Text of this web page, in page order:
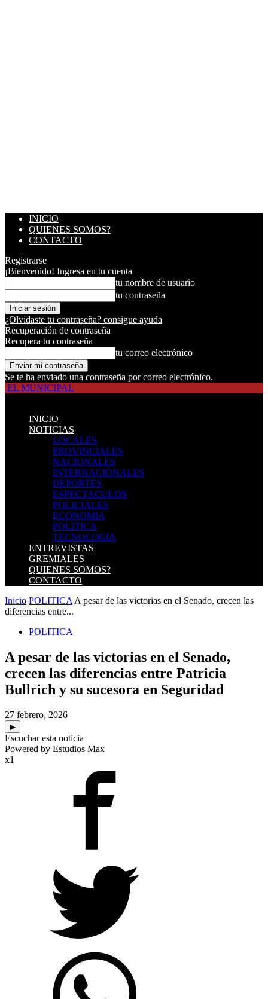
INICIO
QUIENES SOMOS?
CONTACTO
Registrarse
¡Bienvenido! Ingresa en tu cuenta
tu nombre de usuario
tu contraseña
¿Olvidaste tu contraseña? consigue ayuda
Recuperación de contraseña
Recupera tu contraseña
tu correo electrónico
Se te ha enviado una contraseña por correo electrónico.
EL MUNICIPAL
INICIO
NOTICIAS
LOCALES
PROVINCIALES
NACIONALES
INTERNACIONALES
DEPORTES
ESPECTACULOS
POLICIALES
ECONOMIA
POLITICA
TECNOLOGIA
ENTREVISTAS
GREMIALES
QUIENES SOMOS?
CONTACTO
Inicio POLITICA A pesar de las victorias en el Senado, crecen las
diferencias entre...
POLITICA
A pesar de las victorias en el Senado,
crecen las diferencias entre Patricia
Bullrich y su sucesora en Seguridad
27 febrero, 2026
▶
Escuchar esta noticia
Powered by Estudios Max
x1